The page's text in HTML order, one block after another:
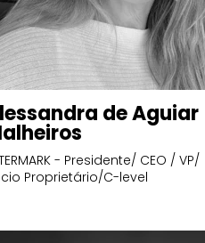
de Aguiar
- Presidente/ CEO / VP/
Proprietário/C-level